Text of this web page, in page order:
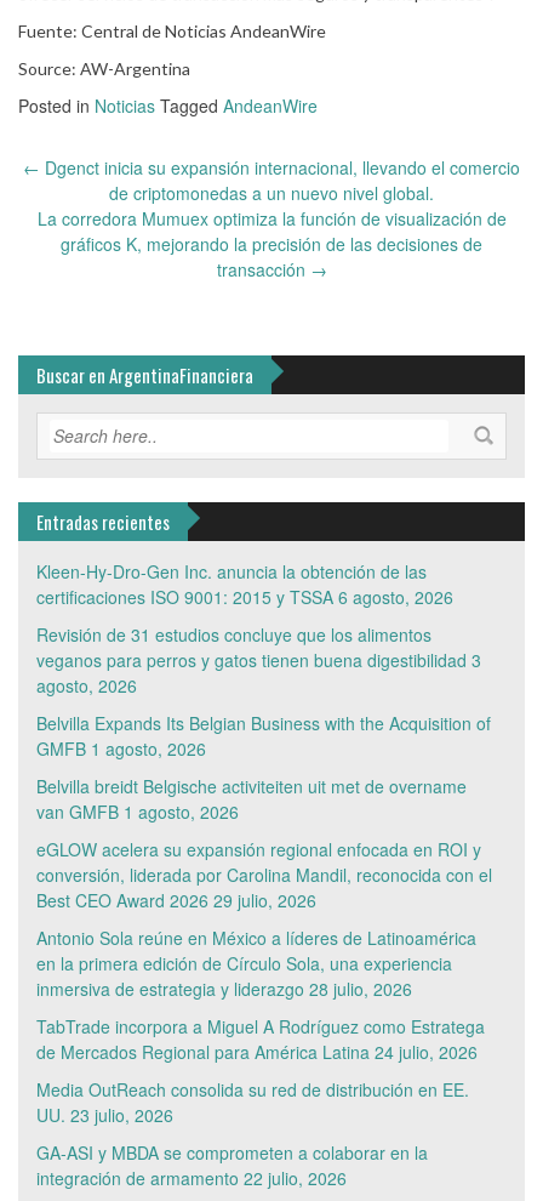
Fuente: Central de Noticias AndeanWire
Source: AW-Argentina
Posted in Noticias Tagged AndeanWire
Post
navigation
← Dgenct inicia su expansión internacional, llevando el comercio
de criptomonedas a un nuevo nivel global.
La corredora Mumuex optimiza la función de visualización de
gráficos K, mejorando la precisión de las decisiones de
transacción →
Buscar en ArgentinaFinanciera
Entradas recientes
Kleen-Hy-Dro-Gen Inc. anuncia la obtención de las
certificaciones ISO 9001: 2015 y TSSA 6 agosto, 2026
Revisión de 31 estudios concluye que los alimentos
veganos para perros y gatos tienen buena digestibilidad 3
agosto, 2026
Belvilla Expands Its Belgian Business with the Acquisition of
GMFB 1 agosto, 2026
Belvilla breidt Belgische activiteiten uit met de overname
van GMFB 1 agosto, 2026
eGLOW acelera su expansión regional enfocada en ROI y
conversión, liderada por Carolina Mandil, reconocida con el
Best CEO Award 2026 29 julio, 2026
Antonio Sola reúne en México a líderes de Latinoamérica
en la primera edición de Círculo Sola, una experiencia
inmersiva de estrategia y liderazgo 28 julio, 2026
TabTrade incorpora a Miguel A Rodríguez como Estratega
de Mercados Regional para América Latina 24 julio, 2026
Media OutReach consolida su red de distribución en EE.
UU. 23 julio, 2026
GA-ASI y MBDA se comprometen a colaborar en la
integración de armamento 22 julio, 2026